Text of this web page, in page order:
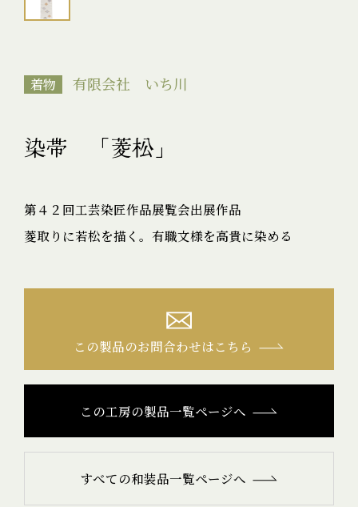
着物 有限会社 いち川
染帯 「菱松」
第４２回工芸染匠作品展覧会出展作品
菱取りに若松を描く。有職文様を高貴に染める
この製品のお問合わせはこちら
この工房の製品一覧ページへ
すべての和装品一覧ページへ